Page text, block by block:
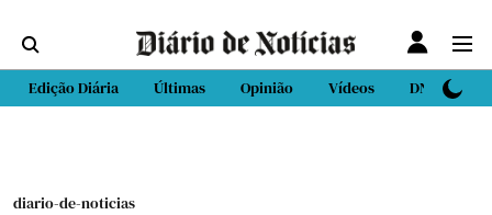
Edição Diária Últimas Opinião Vídeos DN Sport
diario-de-noticias